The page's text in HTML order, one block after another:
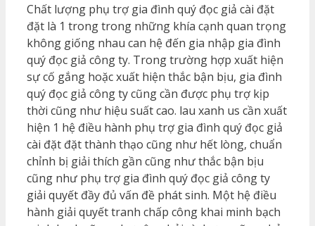
Chất lượng phụ trợ gia đình quý đọc giả cài đặt
đặt là 1 trong trong những khía cạnh quan trọng
không giống nhau can hệ đến gia nhập gia đình
quý đọc giả công ty. Trong trường hợp xuất hiện
sự cố gắng hoặc xuất hiện thắc bận bịu, gia đình
quý đọc giả công ty cũng cần được phụ trợ kịp
thời cũng như hiệu suất cao. lau xanh us cần xuất
hiện 1 hệ điều hành phụ trợ gia đình quý đọc giả
cài đặt đặt thành thạo cũng như hết lòng, chuẩn
chỉnh bị giải thích gần cũng như thắc bận bịu
cũng như phụ trợ gia đình quý đọc giả công ty
giải quyết đầy đủ vấn đề phát sinh. Một hệ điều
hành giải quyết tranh chấp công khai minh bạch